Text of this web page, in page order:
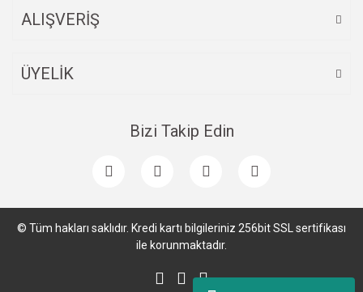
ALIŞVERİŞ
ÜYELİK
Bizi Takip Edin
© Tüm hakları saklıdır. Kredi kartı bilgileriniz 256bit SSL sertifikası
ile korunmaktadır.